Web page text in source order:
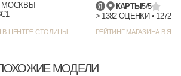
МОСКВЫ
В ЦЕНТРЕ СТОЛИЦЫ
КАРТЫ5/5
РЕЙТИНГ МАГАЗИНА В
МОДЕЛИ